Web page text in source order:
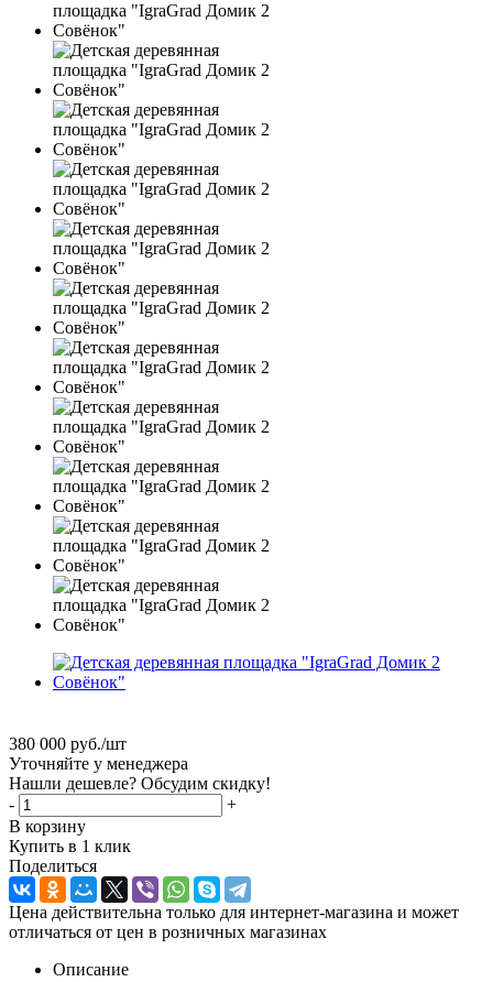
380 000 руб./шт
Уточняйте у менеджера
Нашли дешевле? Обсудим скидку!
-
+
В корзину
Купить в 1 клик
Поделиться
Цена действительна только для интернет-магазина и может
отличаться от цен в розничных магазинах
Описание